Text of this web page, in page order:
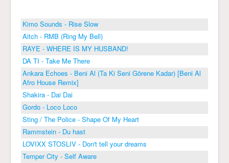
Kimo Sounds - Rise Slow
Aitch - RMB (Ring My Bell)
RAYE - WHERE IS MY HUSBAND!
DA TI - Take Me There
Ankara Echoes - Beni Al (Ta Ki Seni Görene Kadar) [Beni Al
Afro House Remix]
Shakira - Dai Dai
Gordo - Loco Loco
Sting / The Police - Shape Of My Heart
Rammstein - Du hast
LOVIXX STOSLIV - Don't tell your dreams
Temper City - Self Aware